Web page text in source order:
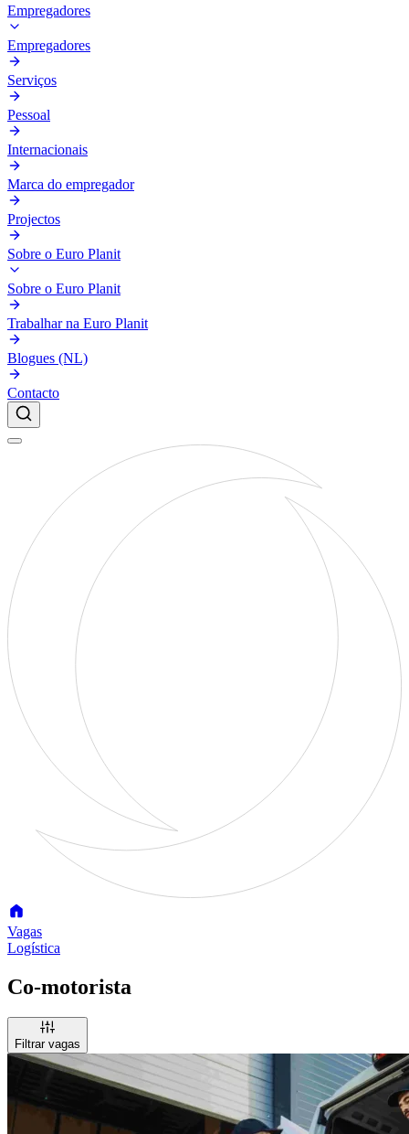
Empregadores
Empregadores
Serviços
Pessoal
Internacionais
Marca do empregador
Projectos
Sobre o Euro Planit
Sobre o Euro Planit
Trabalhar na Euro Planit
Blogues (NL)
Contacto
Vagas
Logística
Co-motorista
Filtrar vagas